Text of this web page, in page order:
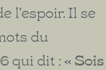
l'espoir. Il se
du
qui dit :« Sois